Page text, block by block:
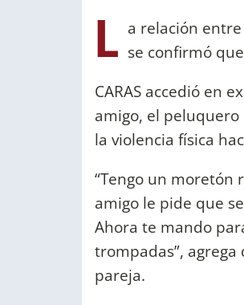
L a relación
se confirmó
CARAS accedió en
amigo, el
la violencia física
“Tengo un moretón
amigo le pide que
Ahora te mando
trompadas”,
pareja.